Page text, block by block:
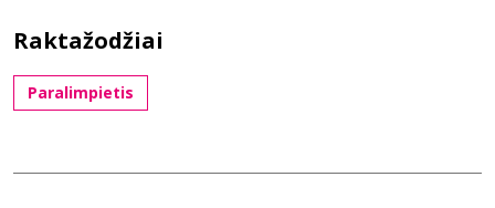
Raktažodžiai
Paralimpietis